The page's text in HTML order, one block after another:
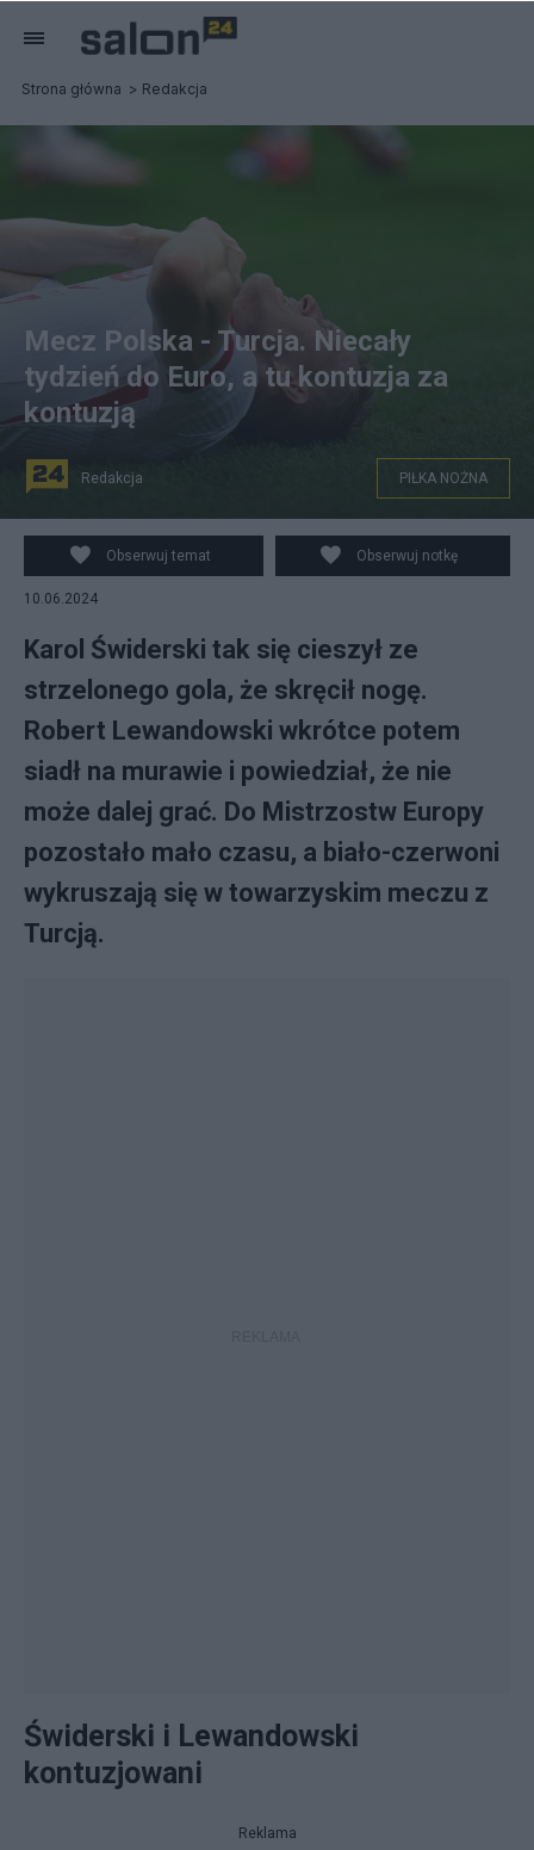
Strona główna Redakcja
fot. PAP/Piotr Nowak
Mecz Polska - Turcja. Niecały
tydzień do Euro, a tu kontuzja za
kontuzją
Redakcja PIŁKA NOŻNA
Obserwuj temat Obserwuj notkę
10.06.2024
Karol Świderski tak się cieszył ze
strzelonego gola, że skręcił nogę.
Robert Lewandowski wkrótce potem
siadł na murawie i powiedział, że nie
może dalej grać. Do Mistrzostw Europy
pozostało mało czasu, a biało-czerwoni
wykruszają się w towarzyskim meczu z
Turcją.
Świderski i Lewandowski
kontuzjowani
Reklama